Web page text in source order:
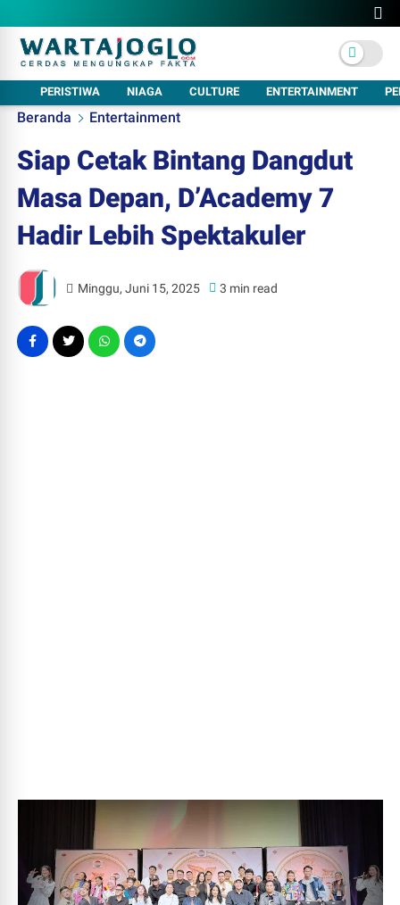
PERISTIWA NIAGA CULTURE ENTERTAINMENT
Beranda Entertainment
Siap Cetak Bintang Dangdut
Masa Depan, D’Academy 7
Hadir Lebih Spektakuler
Minggu, Juni 15, 2025 3 min read